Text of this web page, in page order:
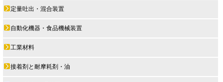
定量吐出・混合装置
自動化機器・食品機械装置
工業材料
接着剤と耐摩耗剤・油